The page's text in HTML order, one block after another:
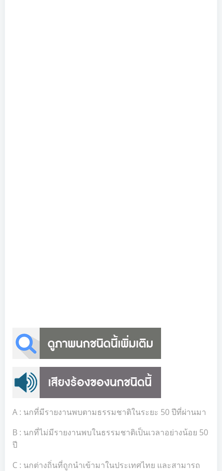
A : นกที่มีรายงานพบตามธรรมชาติในระยะ 50 ปีที่ผ่านมา
B : นกที่ไม่มีรายงานพบในธรรมชาติเป็นเวลาอย่างน้อย 50
ปี
C : นกต่างถิ่นที่ถูกนำเข้ามาในประเทศไทย และสามารถ